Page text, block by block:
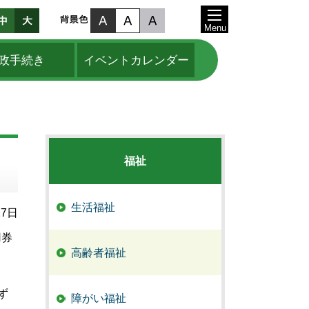
手続き イベントカレンダー
Menu
日
福祉
生活福祉
高齢者福祉
障がい福祉